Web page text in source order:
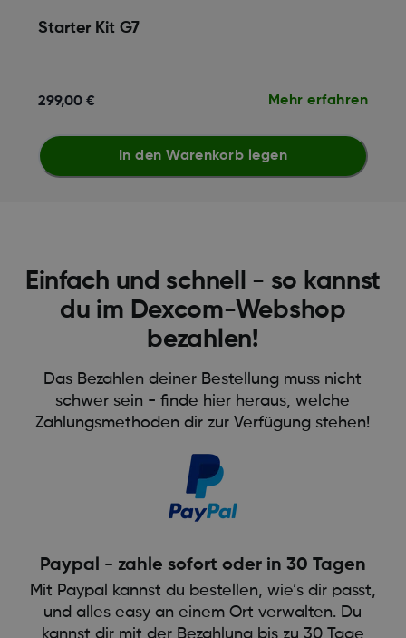
Starter Kit G7
299,00 € Mehr erfahren
In den Warenkorb legen
Einfach und schnell - so kannst
du im Dexcom-Webshop
bezahlen!
Das Bezahlen deiner Bestellung muss nicht
schwer sein - finde hier heraus, welche
Zahlungsmethoden dir zur Verfügung stehen!
Paypal - zahle sofort oder in 30 Tagen
Mit Paypal kannst du bestellen, wie’s dir passt,
und alles easy an einem Ort verwalten. Du
kannst dir mit der Bezahlung bis zu 30 Tage